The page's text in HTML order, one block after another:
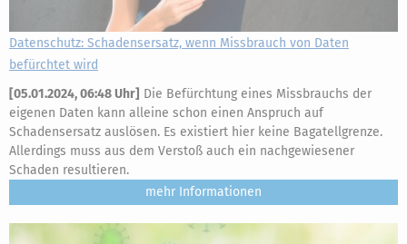
Datenschutz: Schadensersatz, wenn Missbrauch von Daten
befürchtet wird
[05.01.2024, 06:48 Uhr] Die Befürchtung eines Missbrauchs der
eigenen Daten kann alleine schon einen Anspruch auf
Schadensersatz auslösen. Es existiert hier keine Bagatellgrenze.
Allerdings muss aus dem Verstoß auch ein nachgewiesener
Schaden resultieren.
mehr